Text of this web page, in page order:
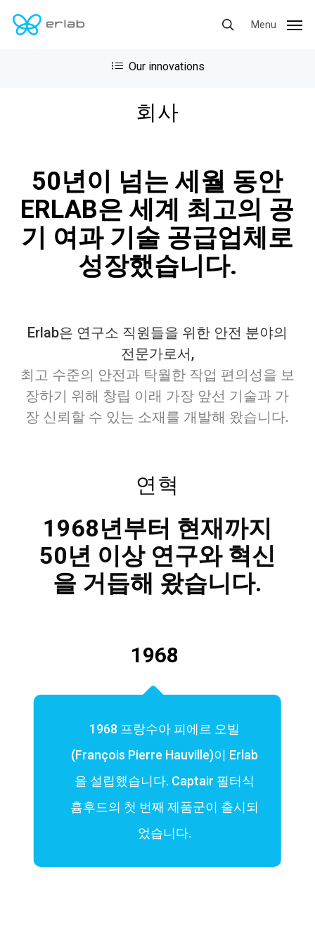
search
Menu
회사
50년이 넘는 세월 동안
ERLAB은 세계 최고의 공
기 여과 기술 공급업체로
성장했습니다.
Erlab은 연구소 직원들을 위한 안전 분야의
전문가로서,
최고 수준의 안전과 탁월한 작업 편의성을 보
장하기 위해 창립 이래 가장 앞선 기술과 가
장 신뢰할 수 있는 소재를 개발해 왔습니다.
연혁
1968년부터 현재까지
50년 이상 연구와 혁신
을 거듭해 왔습니다.
1968 프랑수아 피에르 오빌
(François Pierre Hauville)이 Erlab
을 설립했습니다. Captair 필터식
흄후드의 첫 번째 제품군이 출시되
었습니다.
1968